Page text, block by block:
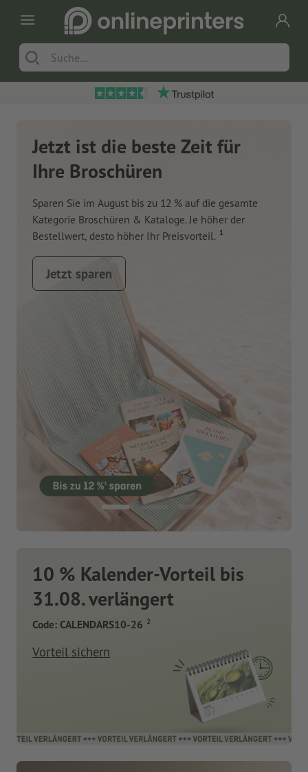
Jetzt ist die beste Zeit für
Ihre Broschüren
Sparen Sie im August bis zu 12 % auf die gesamte
Kategorie Broschüren & Kataloge. Je höher der
Bestellwert, desto höher Ihr Preisvorteil. 1
Jetzt sparen
10 % Kalender-Vorteil bis
31.08. verlängert
Code: CALENDARS10-26 2
Vorteil sichern